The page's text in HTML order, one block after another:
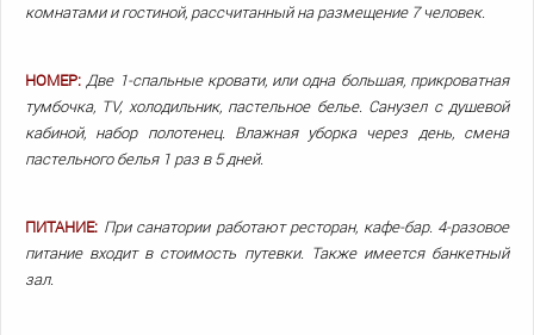
комнатами и гостиной, рассчитанный на размещение 7 человек.
НОМЕР: Две 1-спальные кровати, или одна большая, прикроватная
тумбочка, TV, холодильник, пастельное белье. Санузел с душевой
кабиной, набор полотенец. Влажная уборка через день, смена
пастельного белья 1 раз в 5 дней.
ПИТАНИЕ: При санатории работают ресторан, кафе-бар. 4-разовое
питание входит в стоимость путевки. Также имеется банкетный
зал.